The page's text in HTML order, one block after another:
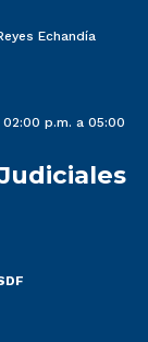
Echandía
p.m. a 05:00